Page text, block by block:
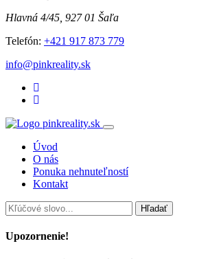
Hlavná 4/45, 927 01 Šaľa
Telefón: +421 917 873 779
info@pinkreality.sk
Úvod
O nás
Ponuka nehnuteľností
Kontakt
Hľadať
Upozornenie!